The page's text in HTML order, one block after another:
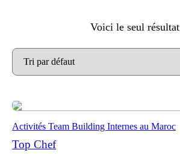
Voici le seul résultat
Activités Team Building Internes au Maroc
Top Chef